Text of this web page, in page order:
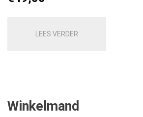
LEES VERDER
Winkelmand